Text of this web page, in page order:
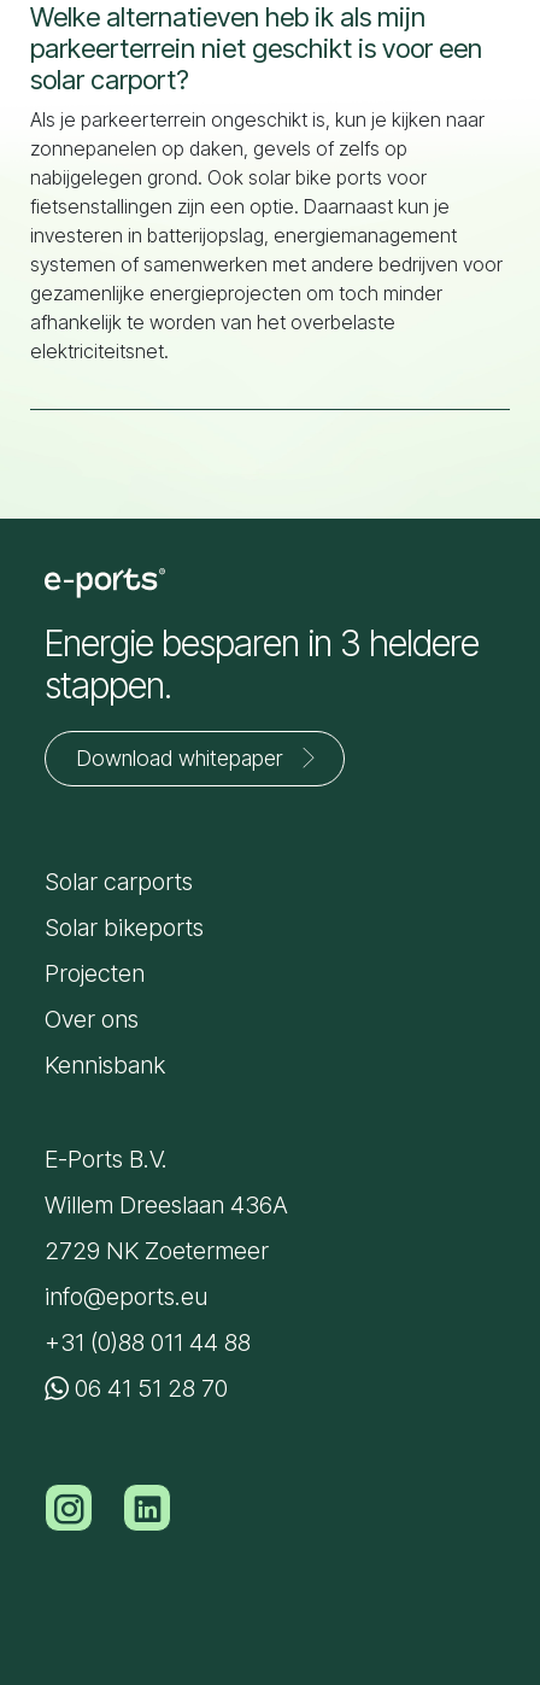
Welke alternatieven heb ik als mijn
parkeerterrein niet geschikt is voor een
solar carport?
Als je parkeerterrein ongeschikt is, kun je kijken naar
zonnepanelen op daken, gevels of zelfs op
nabijgelegen grond. Ook solar bike ports voor
fietsenstallingen zijn een optie. Daarnaast kun je
investeren in batterijopslag, energiemanagement
systemen of samenwerken met andere bedrijven voor
gezamenlijke energieprojecten om toch minder
afhankelijk te worden van het overbelaste
elektriciteitsnet.
Energie besparen in 3 heldere
stappen.
Download whitepaper
*
E-
mailadres
Solar carports
Solar bikeports
Projecten
Over ons
Kennisbank
E-Ports B.V.
Willem Dreeslaan 436A
2729 NK Zoetermeer
info@eports.eu
+31 (0)88 011 44 88
06 41 51 28 70